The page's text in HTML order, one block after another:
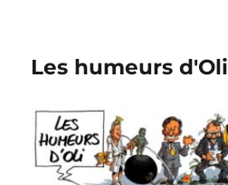
Les humeurs d'Oli